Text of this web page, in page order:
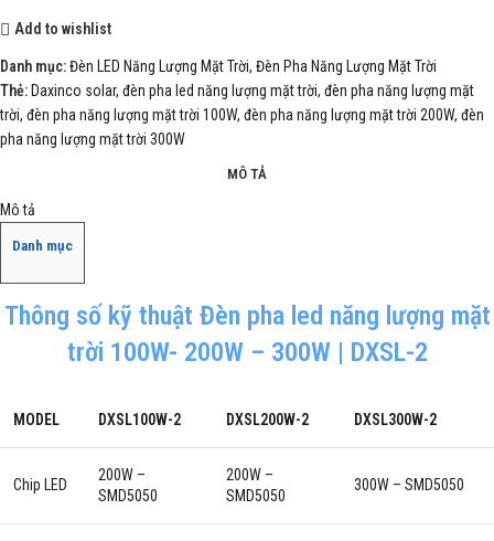
Add to wishlist
Danh mục:Đèn LED Năng Lượng Mặt Trời, Đèn Pha Năng Lượng Mặt Trời
Thẻ: Daxinco solar, đèn pha led năng lượng mặt trời, đèn pha năng lượng mặt
trời, đèn pha năng lượng mặt trời 100W, đèn pha năng lượng mặt trời 200W, đèn
pha năng lượng mặt trời 300W
MÔ TẢ
Mô tả
Danh mục
Thông số kỹ thuật Đèn pha led năng lượng mặt
trời 100W- 200W – 300W | DXSL-2
MODEL DXSL100W-2 DXSL200W-2 DXSL300W-2
Chip LED
200W –
SMD5050
200W –
SMD5050
300W – SMD5050